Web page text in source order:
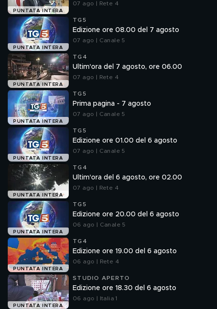
PUNTATA INTERA
07 ago | Rete 4
PUNTATA INTERA
TG5
Edizione ore 08.00 del 7 agosto
07 ago | Canale 5
PUNTATA INTERA
TG4
Ultim'ora del 7 agosto, ore 06.00
07 ago | Rete 4
PUNTATA INTERA
TG5
Prima pagina - 7 agosto
07 ago | Canale 5
PUNTATA INTERA
TG5
Edizione ore 01.00 del 6 agosto
07 ago | Canale 5
PUNTATA INTERA
TG4
Ultim'ora del 6 agosto, ore 02.00
07 ago | Rete 4
PUNTATA INTERA
TG5
Edizione ore 20.00 del 6 agosto
06 ago | Canale 5
PUNTATA INTERA
TG4
Edizione ore 19.00 del 6 agosto
06 ago | Rete 4
PUNTATA INTERA
STUDIO APERTO
Edizione ore 18.30 del 6 agosto
06 ago | Italia 1